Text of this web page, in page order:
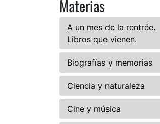
Materias
A un mes de la rentrée.
Libros que vienen.
Biografías y memorias
Ciencia y naturaleza
Cine y música